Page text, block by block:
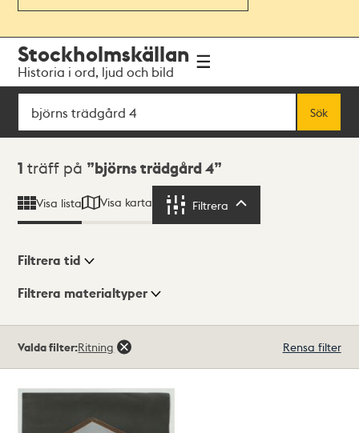
navigationen
huvudinnehållet
Stockholmskällan
Historia i ord, ljud och bild
Sök
Sök
Sökresultat
1 träff på björns trädgård 4
Visa lista Visa karta Filtrera
Visningsläge
Filtrera tid
Filtrera materialtyper
träffar
Valda filter:Ritning Rensa filter